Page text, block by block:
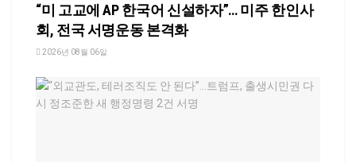
“미 고교에 AP 한국어 신설하자”… 미주 한인사
회, 전국 서명운동 본격화
2026년 08월 06일